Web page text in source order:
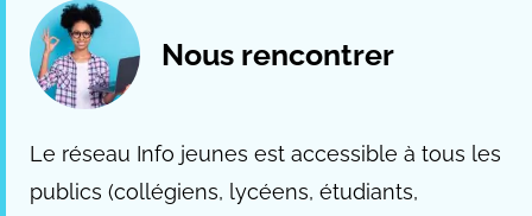
Nous rencontrer
Le réseau Info jeunes est accessible à tous les
publics (collégiens, lycéens, étudiants,